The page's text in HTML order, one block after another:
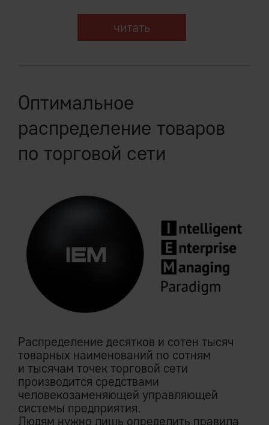
читать
Оптимальное
распределение товаров
по торговой сети
Распределение десятков и сотен тысяч
товарных наименований по сотням
и тысячам точек торговой сети
производится средствами
человекозаменяющей управляющей
системы предприятия.
Людям нужно лишь определить правила